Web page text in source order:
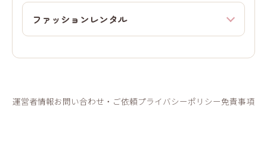
ファッションレンタル
運営者情報お問い合わせ・ご依頼プライバシーポリシー免責事項